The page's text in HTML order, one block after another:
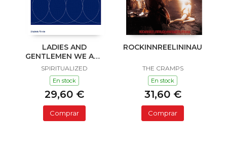
LADIES AND
GENTLEMEN WE ARE
FLOATING IN SPACE
SPIRITUALIZED
En stock
29,60 €
Comprar
THE CRAMPS
En stock
31,60 €
Comprar